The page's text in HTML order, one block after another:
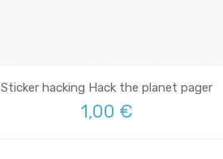
Sticker hacking Hack the planet pager
1,00 €